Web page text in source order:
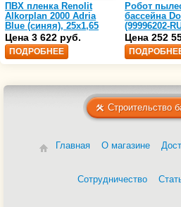
ПВХ пленка Renolit
Alkorplan 2000 Adria
Blue (синяя), 25х1,65
(35216203)
Цена 3 622 руб.
ПОДРОБНЕЕ
Робот
бассейна
(99996202-
Цена 252
Строительство
Главная О магазине
Сотрудничество